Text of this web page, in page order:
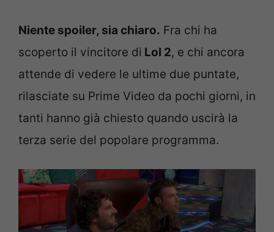
Niente spoiler, sia chiaro. Fra chi ha
scoperto il vincitore di Lol 2, e chi ancora
attende di vedere le ultime due puntate,
rilasciate su Prime Video da pochi giorni, in
tanti hanno già chiesto quando uscirà la
terza serie del popolare programma.